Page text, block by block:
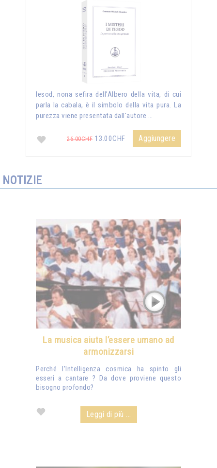
Iesod, nona sefira dell’Albero della vita, di cui
parla la cabala, è il simbolo della vita pura. La
purezza viene presentata dall'autore …
26.00CHF 13.00CHF Aggiungere
NOTIZIE
La musica aiuta l’essere umano ad
armonizzarsi
Perché l’Intelligenza cosmica ha spinto gli
esseri a cantare ? Da dove proviene questo
bisogno profondo?
Leggi di più ...